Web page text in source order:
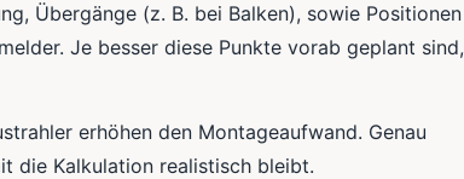
Übergänge (z. B. bei Balken), sowie Positionen
Je besser diese Punkte vorab geplant sind,
erhöhen den Montageaufwand. Genau
die Kalkulation realistisch bleibt.